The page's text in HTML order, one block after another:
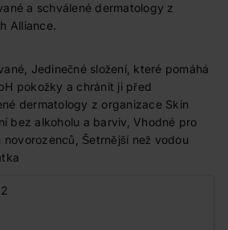
a schválené dermatology z
Alliance.
Jedinečné složení, které pomáhá
pokožky a chránit ji před
dermatology z organizace Skin
bez alkoholu a barviv, Vhodné pro
Šetrnější než vodou